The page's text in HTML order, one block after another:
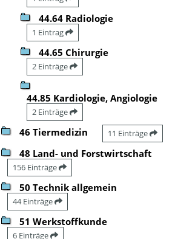
44.64 Radiologie
1 Eintrag
44.65 Chirurgie
2 Einträge
44.85 Kardiologie, Angiologie
2 Einträge
46 Tiermedizin 11 Einträge
48 Land- und Forstwirtschaft
156 Einträge
50 Technik allgemein
44 Einträge
51 Werkstoffkunde
6 Einträge